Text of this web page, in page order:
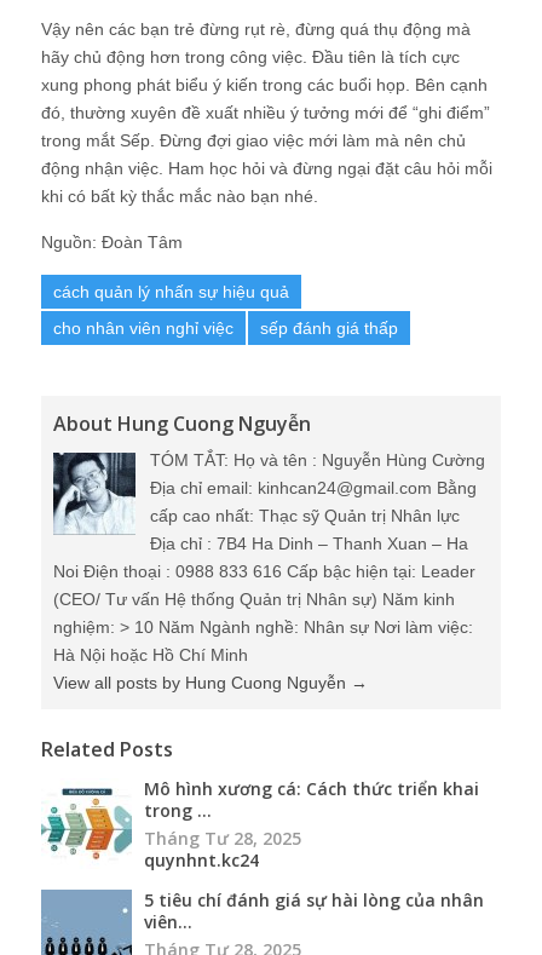
Vậy nên các bạn trẻ đừng rụt rè, đừng quá thụ động mà
hãy chủ động hơn trong công việc. Đầu tiên là tích cực
xung phong phát biểu ý kiến trong các buổi họp. Bên cạnh
đó, thường xuyên đề xuất nhiều ý tưởng mới để “ghi điểm”
trong mắt Sếp. Đừng đợi giao việc mới làm mà nên chủ
động nhận việc. Ham học hỏi và đừng ngại đặt câu hỏi mỗi
khi có bất kỳ thắc mắc nào bạn nhé.
Nguồn: Đoàn Tâm
cách quản lý nhấn sự hiệu quả
cho nhân viên nghỉ việc
sếp đánh giá thấp
About Hung Cuong Nguyễn
TÓM TẮT: Họ và tên : Nguyễn Hùng Cường
Địa chỉ email: kinhcan24@gmail.com Bằng
cấp cao nhất: Thạc sỹ Quản trị Nhân lực
Địa chỉ : 7B4 Ha Dinh – Thanh Xuan – Ha
Noi Điện thoại : 0988 833 616 Cấp bậc hiện tại: Leader
(CEO/ Tư vấn Hệ thống Quản trị Nhân sự) Năm kinh
nghiệm: > 10 Năm Ngành nghề: Nhân sự Nơi làm việc:
Hà Nội hoặc Hồ Chí Minh
View all posts by Hung Cuong Nguyễn →
Related Posts
Mô hình xương cá: Cách thức triển khai
trong ...
Tháng Tư 28, 2025
quynhnt.kc24
5 tiêu chí đánh giá sự hài lòng của nhân
viên...
Tháng Tư 28, 2025